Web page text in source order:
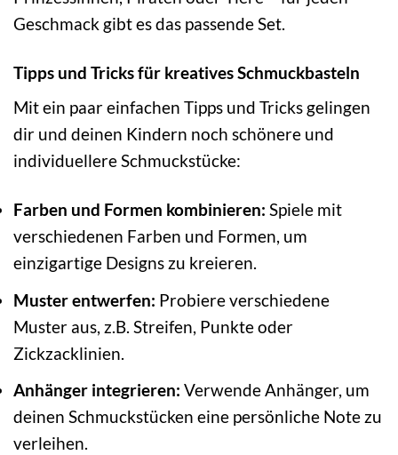
Geschmack gibt es das passende Set.
Tipps und Tricks für kreatives Schmuckbasteln
Mit ein paar einfachen Tipps und Tricks gelingen
dir und deinen Kindern noch schönere und
individuellere Schmuckstücke:
Farben und Formen kombinieren: Spiele mit
verschiedenen Farben und Formen, um
einzigartige Designs zu kreieren.
Muster entwerfen: Probiere verschiedene
Muster aus, z.B. Streifen, Punkte oder
Zickzacklinien.
Anhänger integrieren: Verwende Anhänger, um
deinen Schmuckstücken eine persönliche Note zu
verleihen.